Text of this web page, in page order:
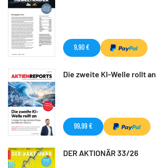
9,90 €
Die zweite KI-Welle rollt an
99,99 €
DER AKTIONÄR 33/26